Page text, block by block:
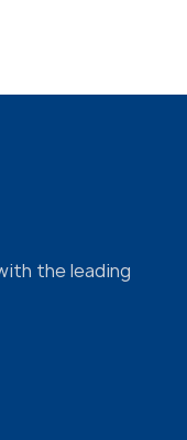
the leading